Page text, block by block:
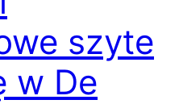
szyte
w De